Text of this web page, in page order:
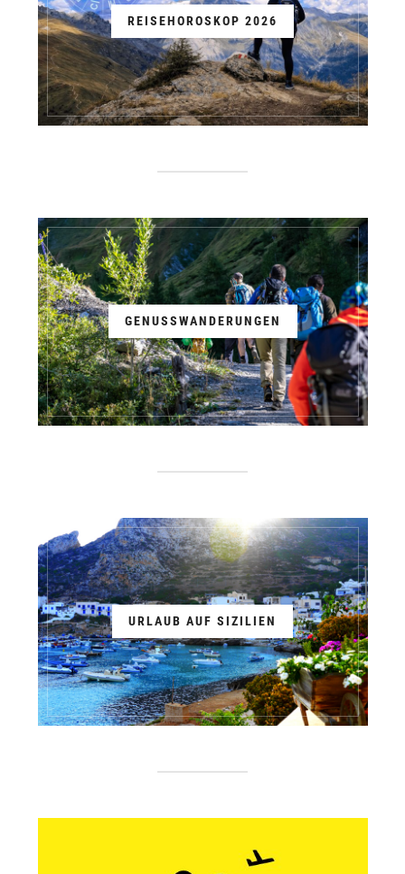
REISEHOROSKOP 2026
GENUSSWANDERUNGEN
URLAUB AUF SIZILIEN